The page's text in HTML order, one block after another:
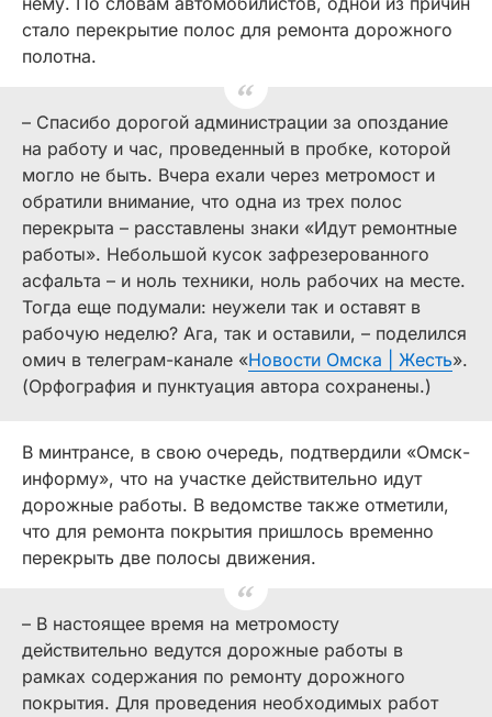
стало перекрытие полос для ремонта дорожного
полотна.
– Спасибо дорогой администрации за опоздание
на работу и час, проведенный в пробке, которой
могло не быть. Вчера ехали через метромост и
обратили внимание, что одна из трех полос
перекрыта – расставлены знаки «Идут ремонтные
работы». Небольшой кусок зафрезерованного
асфальта – и ноль техники, ноль рабочих на месте.
Тогда еще подумали: неужели так и оставят в
рабочую неделю? Ага, так и оставили, – поделился
омич в телеграм-канале «Новости Омска | Жесть».
(Орфография и пунктуация автора сохранены.)
В минтрансе, в свою очередь, подтвердили «Омск-
информу», что на участке действительно идут
дорожные работы. В ведомстве также отметили,
что для ремонта покрытия пришлось временно
перекрыть две полосы движения.
– В настоящее время на метромосту
действительно ведутся дорожные работы в
рамках содержания по ремонту дорожного
покрытия. Для проведения необходимых работ